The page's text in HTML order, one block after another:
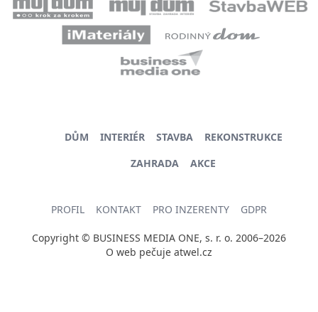
DŮM INTERIÉR STAVBA
REKONSTRUKCE
ZAHRADA
AKCE
PROFIL KONTAKT PRO INZERENTY GDPR
Copyright © BUSINESS MEDIA ONE, s. r. o. 2006–2026